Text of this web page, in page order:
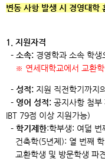
변동 사항 발생 시 경영대학
1. 지원자격
- 소속: 경영학과 소속 학
※ 연세대학교에서 교환
- 성적: 지원 직전학기까지
- 영어 성적: 공지사항 첨부
IBT 79점 이상 지원가능)
- 학기제한:학부생: 여덟 번
건축학(5년제): 열 번째 학
교환학생 및 방문학생 파